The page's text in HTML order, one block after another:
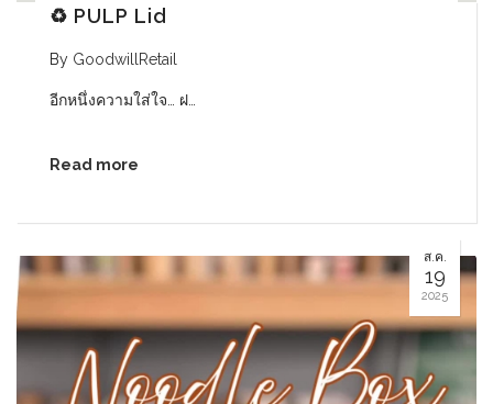
♻ PULP Lid
By GoodwillRetail
อีกหนึ่งความใส่ใจ… ฝ…
Read more
ส.ค.
19
2025